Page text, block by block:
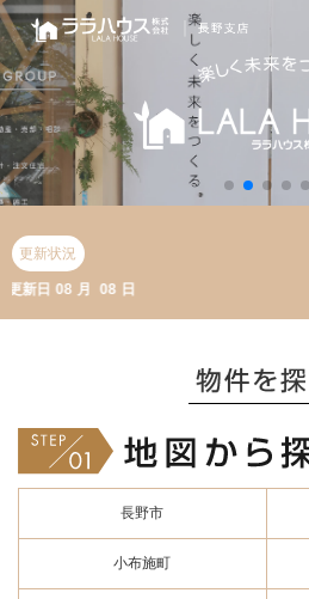
更新状況
08 月 08 日
長野市
小布施町